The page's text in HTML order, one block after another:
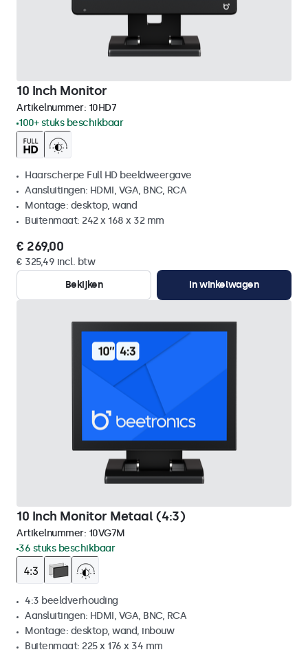
10 Inch Monitor
Artikelnummer: 10HD7
100+ stuks beschikbaar
Haarscherpe Full HD beeldweergave
Aansluitingen: HDMI, VGA, BNC, RCA
Montage: desktop, wand
Buitenmaat: 242 x 168 x 32 mm
€ 269,00
€ 325,49 incl. btw
Bekijken
In winkelwagen
10 Inch Monitor Metaal (4:3)
Artikelnummer: 10VG7M
36 stuks beschikbaar
4:3 beeldverhouding
Aansluitingen: HDMI, VGA, BNC, RCA
Montage: desktop, wand, inbouw
Buitenmaat: 225 x 176 x 34 mm